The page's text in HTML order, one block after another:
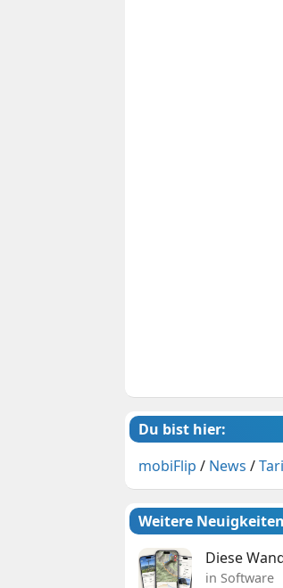
Du bist hier:
mobiFlip / News /
Weitere Neuigkeiten
Diese
in Software